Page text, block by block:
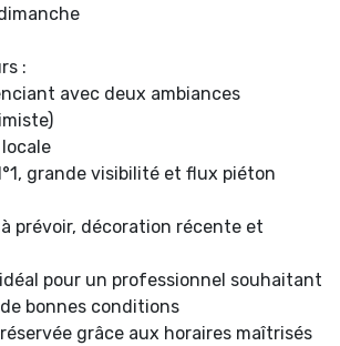
:
avec deux ambiances
grande visibilité et flux piéton
prévoir, décoration récente et
pour un professionnel souhaitant
bonnes conditions
grâce aux horaires maîtrisés